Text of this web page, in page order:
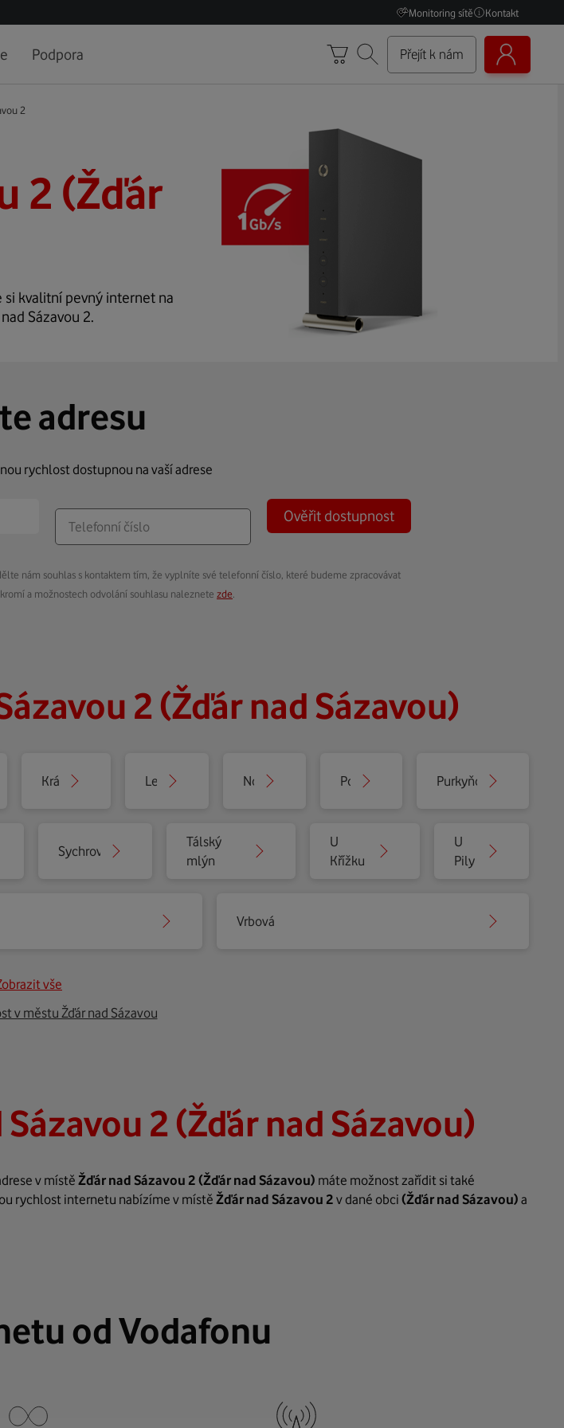
Monitoring sítě Kontakt
Podpora Přejít k nám
2
2 (Žďár
kvalitní pevný internet na
Sázavou 2.
adresu
rychlost dostupnou na vaší adrese
Ověřit dostupnost
nám souhlas s kontaktem tím, že vyplníte své telefonní číslo, které budeme zpracovávat
a možnostech odvolání souhlasu naleznete zde
2 (Žďár nad Sázavou)
Krátká Lesní Nová Polní Purkyňova
Sychrova
Tálský
mlýn
U
Křížku
U
Pily
Vrbová
vše
v městu Žďár nad Sázavou
2 (Žďár nad Sázavou)
v místě Žďár nad Sázavou 2 (Žďár nad Sázavou) máte možnost zařídit si také
rychlost internetu nabízíme v místě Žďár nad Sázavou 2 v dané obci (Žďár nad Sázavou) a
od Vodafonu